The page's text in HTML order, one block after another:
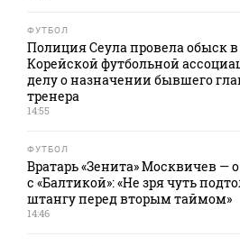
ФУТБОЛ
Полиция Сеула провела обыск
Корейской футбольной
делу о назначении бывшего
тренера
14:55
ФУТБОЛ
Вратарь «Зенита» Москвичев —
с «Балтикой»: «Не зря чуть
штангу перед вторым таймом»
14:46